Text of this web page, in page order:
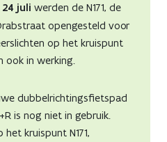
juli werden de N171, de
opengesteld voor
op het kruispunt
ook in werking.
dubbelrichtingsfietspad
is nog niet in gebruik.
kruispunt N171,